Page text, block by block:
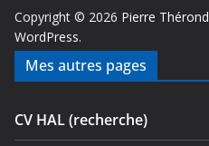
Copyright © 2026 Pierre Thérond
WordPress.
Mes autres pages
CV HAL (recherche)